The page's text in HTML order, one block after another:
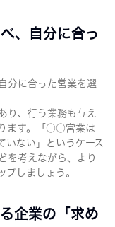
、自分に合っ
分に合った営業を選
り、行う業務も与え
ます。「○○営業は
ない」というケース
を考えながら、より
プしましょう。
企業の「求め